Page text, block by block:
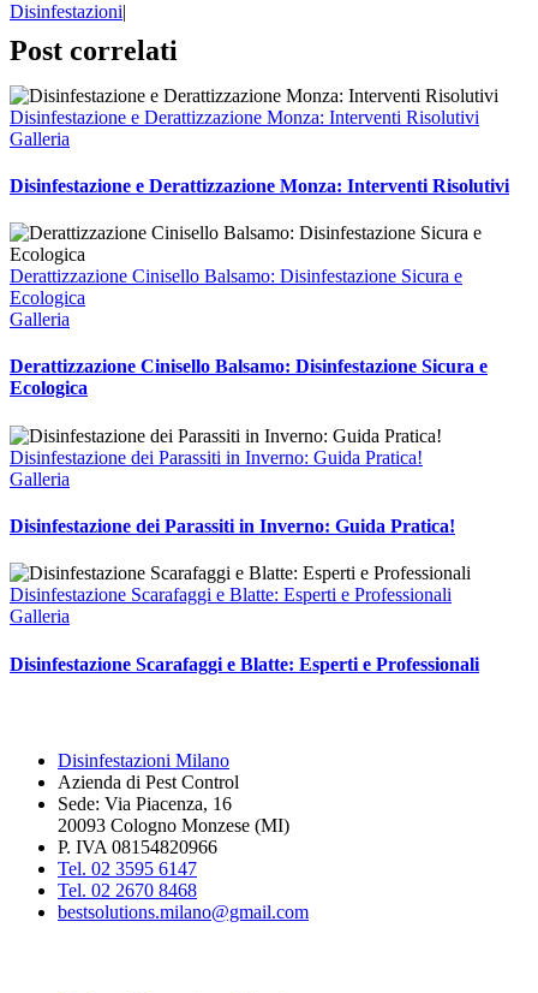
Disinfestazioni|
Post correlati
Disinfestazione e Derattizzazione Monza: Interventi Risolutivi
Galleria
Disinfestazione e Derattizzazione Monza: Interventi Risolutivi
Derattizzazione Cinisello Balsamo: Disinfestazione Sicura e
Ecologica
Galleria
Derattizzazione Cinisello Balsamo: Disinfestazione Sicura e
Ecologica
Disinfestazione dei Parassiti in Inverno: Guida Pratica!
Galleria
Disinfestazione dei Parassiti in Inverno: Guida Pratica!
Disinfestazione Scarafaggi e Blatte: Esperti e Professionali
Galleria
Disinfestazione Scarafaggi e Blatte: Esperti e Professionali
Disinfestazioni Milano
Azienda di Pest Control
Sede: Via Piacenza, 16
20093 Cologno Monzese (MI)
P. IVA 08154820966
Tel. 02 3595 6147
Tel. 02 2670 8468
bestsolutions.milano@gmail.com